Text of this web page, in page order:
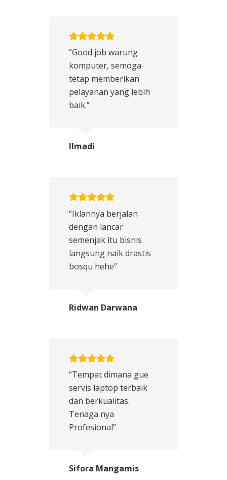
“Good job warung
komputer, semoga
tetap memberikan
pelayanan yang lebih
baik.”
Ilmadi
“Iklannya berjalan
dengan lancar
semenjak itu bisnis
langsung naik drastis
bosqu hehe”
Ridwan Darwana
“Tempat dimana gue
servis laptop terbaik
dan berkualitas.
Tenaga nya
Profesional”
Sifora Mangamis